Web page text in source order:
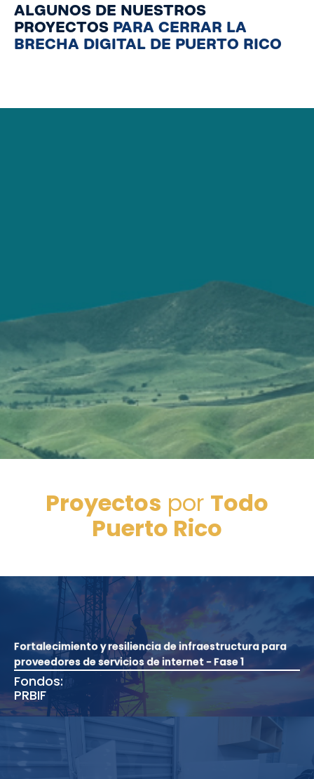
ALGUNOS DE NUESTROS
PROYECTOS PARA CERRAR LA
BRECHA DIGITAL DE PUERTO RICO
Proyectos por Todo
Puerto Rico
Fortalecimiento y resiliencia de infraestructura para
proveedores de servicios de internet - Fase 1
Fondos:
PRBIF